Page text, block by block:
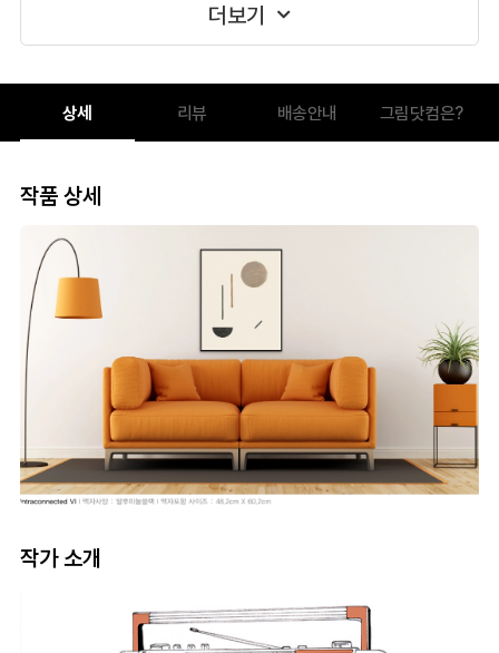
더보기
상세 리뷰 배송안내 그림닷컴은?
작품 상세
작가 소개